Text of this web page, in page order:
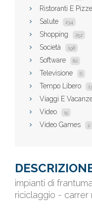
Ristoranti E
Salute 234
Shopping 252
Società 198
Software 82
Televisione 6
Tempo Libero
Viaggi E
Video 15
Video Games 2
impianti di
riciclaggio - carrer